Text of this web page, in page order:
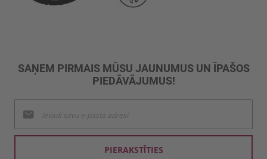
SAŅEM PIRMAIS MŪSU JAUNUMUS UN ĪPAŠOS
PIEDĀVĀJUMUS!
jaunumu
saņemšanai:
PIERAKSTĪTIES